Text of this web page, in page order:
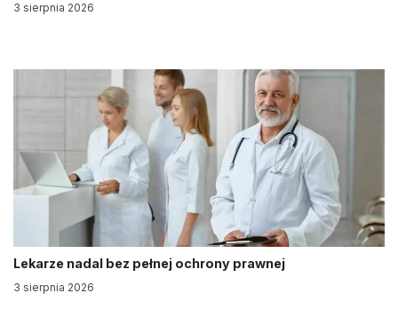
3 sierpnia 2026
Lekarze nadal bez pełnej ochrony prawnej
3 sierpnia 2026